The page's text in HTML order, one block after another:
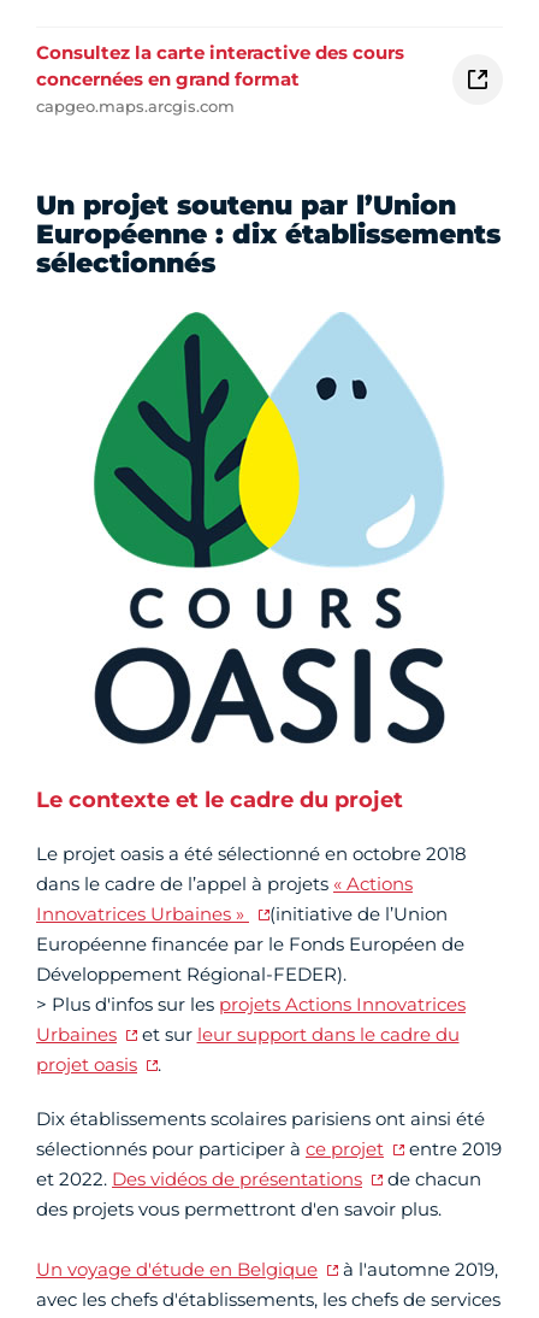
Consultez la carte interactive des cours
concernées en grand format
capgeo.maps.arcgis.com
Un projet soutenu par l’Union
Européenne : dix établissements
sélectionnés
Le contexte et le cadre du projet
Le projet oasis a été sélectionné en octobre 2018
dans le cadre de l’appel à projets « Actions
Innovatrices Urbaines »
(initiative de l’Union
Européenne financée par le Fonds Européen de
Développement Régional-FEDER).
> Plus d'infos sur les projets Actions Innovatrices
Urbaines
et sur leur support dans le cadre du
projet oasis
.
Dix établissements scolaires parisiens ont ainsi été
sélectionnés pour participer à ce projet
entre 2019
et 2022. Des vidéos de présentations
de chacun
des projets vous permettront d'en savoir plus.
Un voyage d'étude en Belgique
à l'automne 2019,
avec les chefs d'établissements, les chefs de services